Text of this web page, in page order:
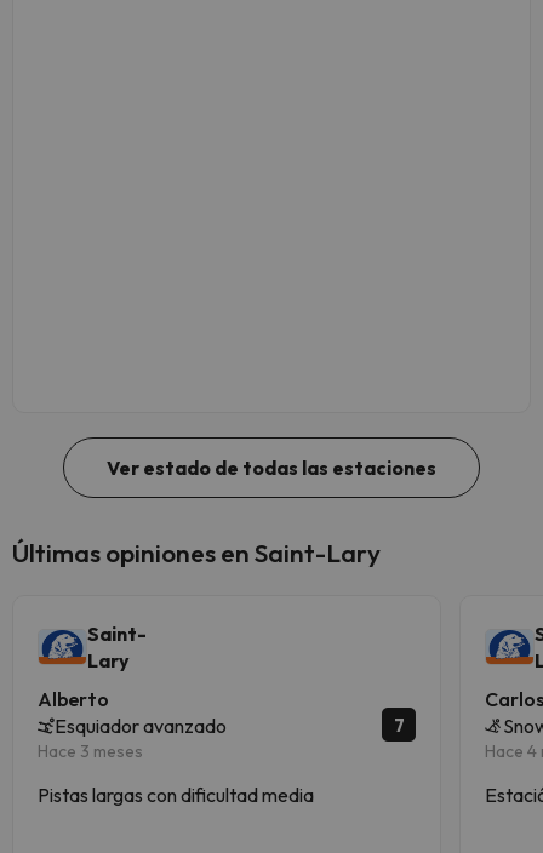
Ver estado de todas las estaciones
Últimas opiniones en Saint-Lary
Saint-
Lary
Alberto
Esquiador avanzado
Hace 3 meses
7
Pistas largas con dificultad media
Hace 4